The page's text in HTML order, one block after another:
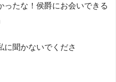
ったな！侯爵にお会いできる
に聞かないでくださ